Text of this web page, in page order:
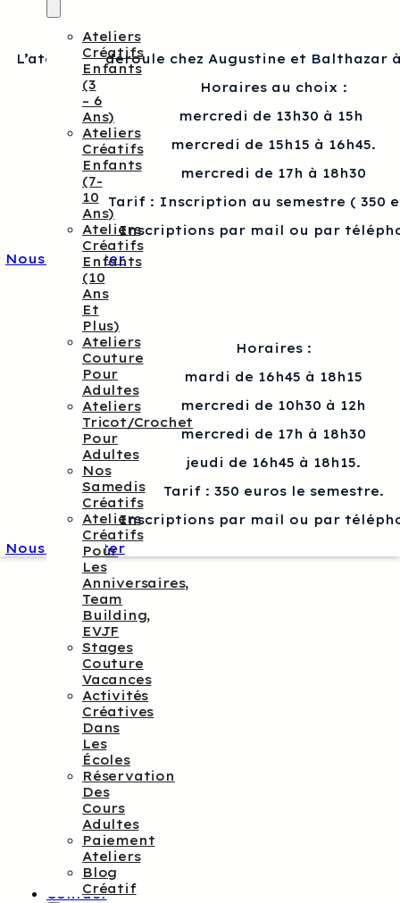
Ateliers
Créatifs
Enfants
(3
– 6
Ans)
Ateliers
Créatifs
Enfants
(7-
10
Ans)
Ateliers
Créatifs
Enfants
(10
Ans
Et
Plus)
Ateliers
Couture
Pour
Adultes
Ateliers
Tricot/crochet
Pour
Adultes
Nos
Samedis
Créatifs
Ateliers
Créatifs
Pour
Les
Anniversaires,
Team
Building,
EVJF
Stages
Couture
Vacances
Activités
Créatives
Dans
Les
Écoles
Réservation
Des
Cours
Adultes
Paiement
Ateliers
Blog
Créatif
Contact
L’atelier se déroule chez Augustine et Balthazar
Horaires au choix :
mercredi de 13h30 à 15h
mercredi de 15h15 à 16h45.
mercredi de 17h à 18h30
Tarif : Inscription au semestre ( 350
Inscriptions par mail ou par
Nous contacter
Horaires :
mardi de 16h45 à 18h15
mercredi de 10h30 à 12h
mercredi de 17h à 18h30
jeudi de 16h45 à 18h15.
Tarif : 350 euros le semestre.
Inscriptions par mail ou par
Nous contacter